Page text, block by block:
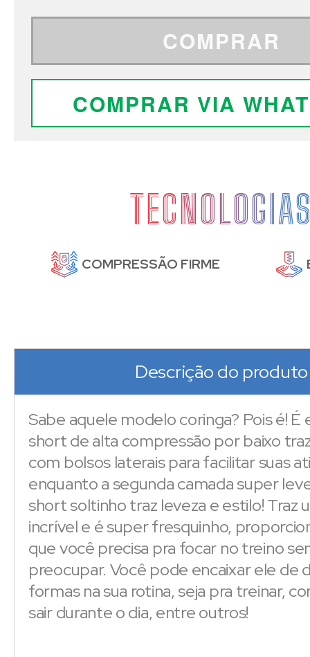
COMPRAR
COMPRAR VIA
COMPRESSÃO FIRME
Descrição do produto
Sabe aquele modelo coringa? Pois é! É
short de alta compressão por baixo
com bolsos laterais para facilitar suas
enquanto a segunda camada super
short soltinho traz leveza e estilo! Traz
incrível e é super fresquinho,
que você precisa pra focar no treino
preocupar. Você pode encaixar ele de
formas na sua rotina, seja pra treinar,
sair durante o dia, entre outros!